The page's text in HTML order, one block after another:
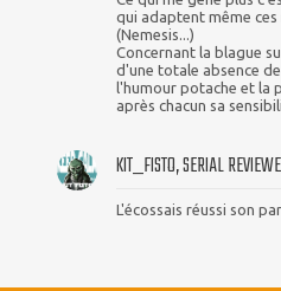
qui adaptent même
(Nemesis...)
Concernant la blague
d'une totale absence
l'humour potache et la
après chacun sa
KIT_FISTO, SERIAL
L'écossais réussi son